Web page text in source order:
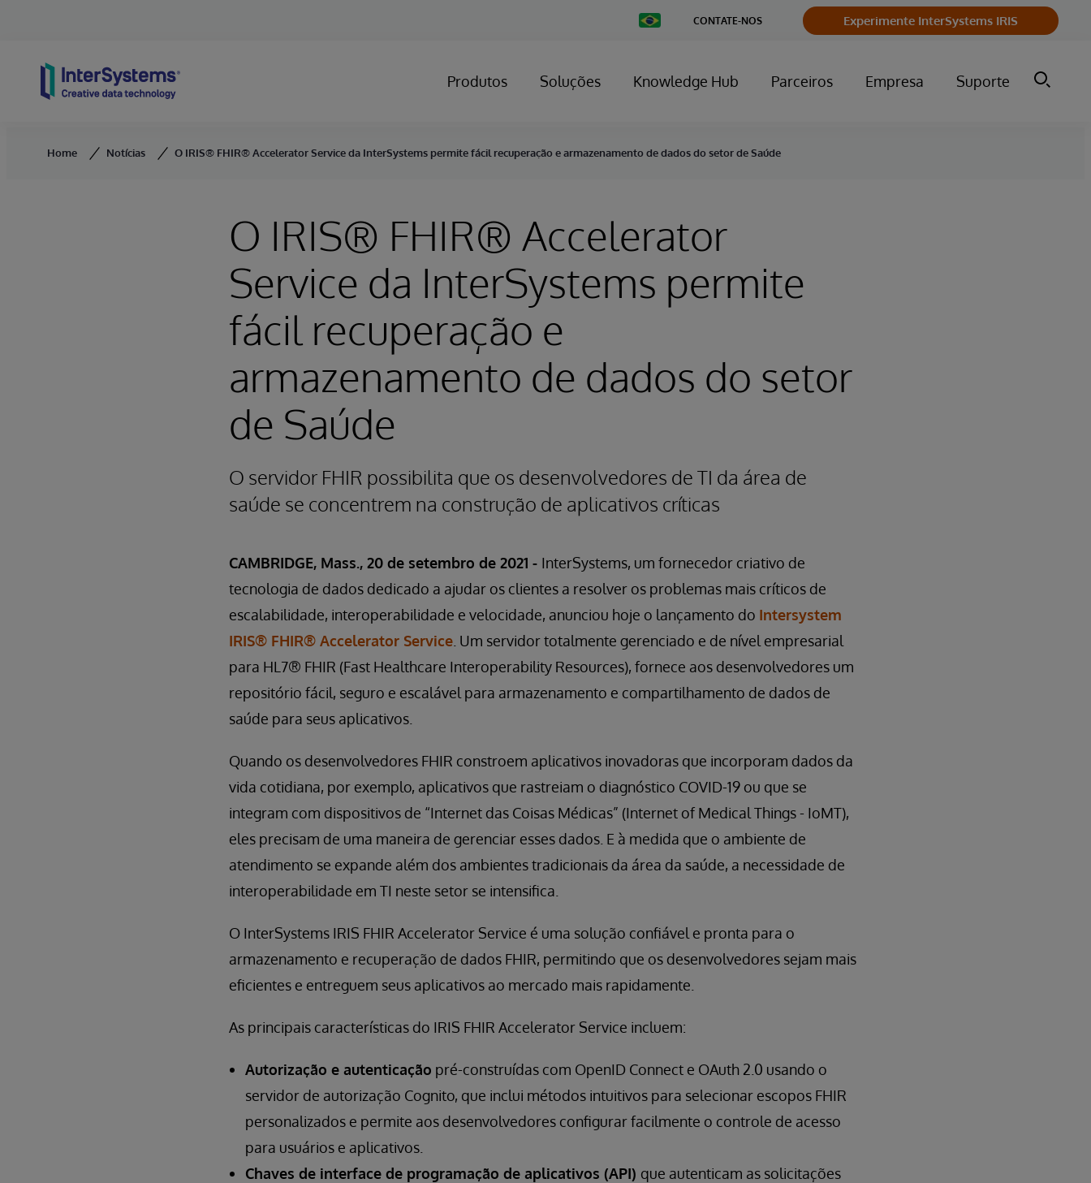
Change
Country
CONTATE-NOS Experimente InterSystems IRIS
Produtos Soluções Knowledge Hub Parceiros Empresa Suporte
Home Notícias O IRIS® FHIR® Accelerator Service da InterSystems permite fácil recuperação e armazenamento de dados do setor de Saúde
O IRIS® FHIR® Accelerator
Service da InterSystems permite
fácil recuperação e
armazenamento de dados do setor
de Saúde
O servidor FHIR possibilita que os desenvolvedores de TI da área de
saúde se concentrem na construção de aplicativos críticas
CAMBRIDGE, Mass., 20 de setembro de 2021 - InterSystems, um fornecedor criativo de
tecnologia de dados dedicado a ajudar os clientes a resolver os problemas mais críticos de
escalabilidade, interoperabilidade e velocidade, anunciou hoje o lançamento do Intersystem
IRIS® FHIR® Accelerator Service . Um servidor totalmente gerenciado e de nível empresarial
para HL7® FHIR (Fast Healthcare Interoperability Resources), fornece aos desenvolvedores um
repositório fácil, seguro e escalável para armazenamento e compartilhamento de dados de
saúde para seus aplicativos.
Quando os desenvolvedores FHIR constroem aplicativos inovadoras que incorporam dados da
vida cotidiana, por exemplo, aplicativos que rastreiam o diagnóstico COVID-19 ou que se
integram com dispositivos de “Internet das Coisas Médicas” (Internet of Medical Things - IoMT),
eles precisam de uma maneira de gerenciar esses dados. E à medida que o ambiente de
atendimento se expande além dos ambientes tradicionais da área da saúde, a necessidade de
interoperabilidade em TI neste setor se intensifica.
O InterSystems IRIS FHIR Accelerator Service é uma solução confiável e pronta para o
armazenamento e recuperação de dados FHIR, permitindo que os desenvolvedores sejam mais
eficientes e entreguem seus aplicativos ao mercado mais rapidamente.
As principais características do IRIS FHIR Accelerator Service incluem:
Autorização e autenticação pré-construídas com OpenID Connect e OAuth 2.0 usando o
servidor de autorização Cognito, que inclui métodos intuitivos para selecionar escopos FHIR
personalizados e permite aos desenvolvedores configurar facilmente o controle de acesso
para usuários e aplicativos.
Chaves de interface de programação de aplicativos (API) que autenticam as solicitações